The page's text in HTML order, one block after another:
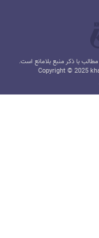
با ذکر منبع بلامانع است.
Copyright © 2025